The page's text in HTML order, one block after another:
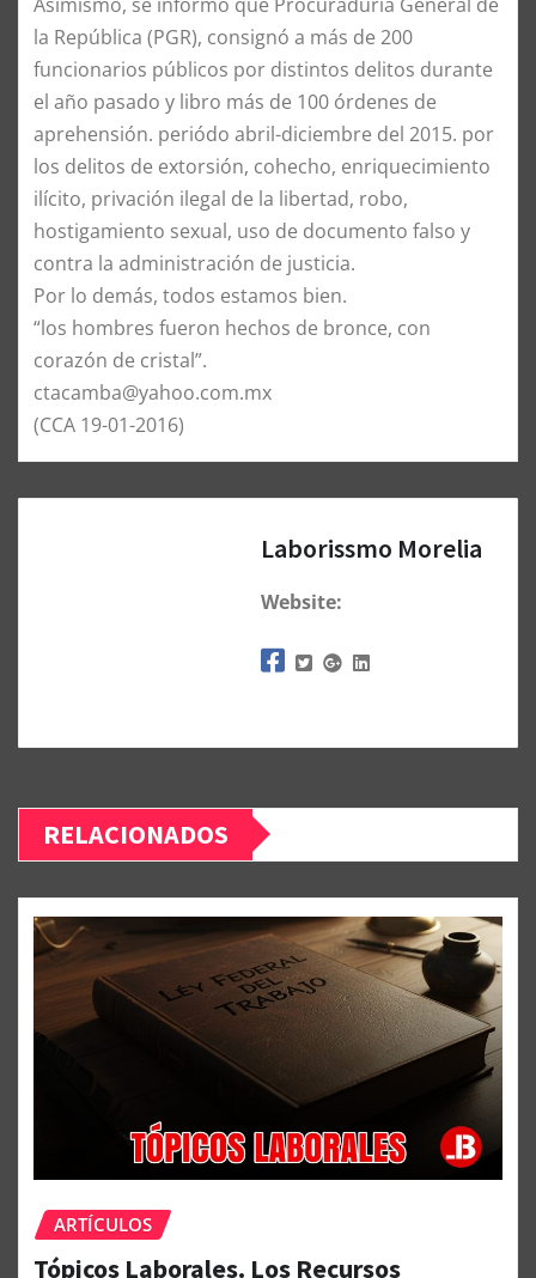
la República (PGR), consignó a más de 200
funcionarios públicos por distintos delitos durante
el año pasado y libro más de 100 órdenes de
aprehensión. periódo abril-diciembre del 2015. por
los delitos de extorsión, cohecho, enriquecimiento
ilícito, privación ilegal de la libertad, robo,
hostigamiento sexual, uso de documento falso y
contra la administración de justicia.
Por lo demás, todos estamos bien.
“los hombres fueron hechos de bronce, con
corazón de cristal”.
ctacamba@yahoo.com.mx
(CCA 19-01-2016)
Laborissmo Morelia
Website:
RELACIONADOS
ARTÍCULOS
Tópicos Laborales. Los Recursos